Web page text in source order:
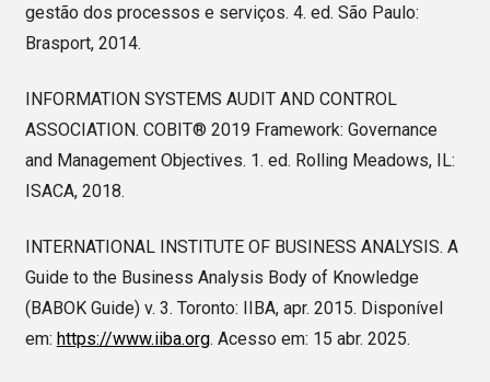
gestão dos processos e serviços. 4. ed. São Paulo:
Brasport, 2014.
INFORMATION SYSTEMS AUDIT AND CONTROL
ASSOCIATION. COBIT® 2019 Framework: Governance
and Management Objectives. 1. ed. Rolling Meadows, IL:
ISACA, 2018.
INTERNATIONAL INSTITUTE OF BUSINESS ANALYSIS. A
Guide to the Business Analysis Body of Knowledge
(BABOK Guide) v. 3. Toronto: IIBA, apr. 2015. Disponível
em: https://www.iiba.org. Acesso em: 15 abr. 2025.